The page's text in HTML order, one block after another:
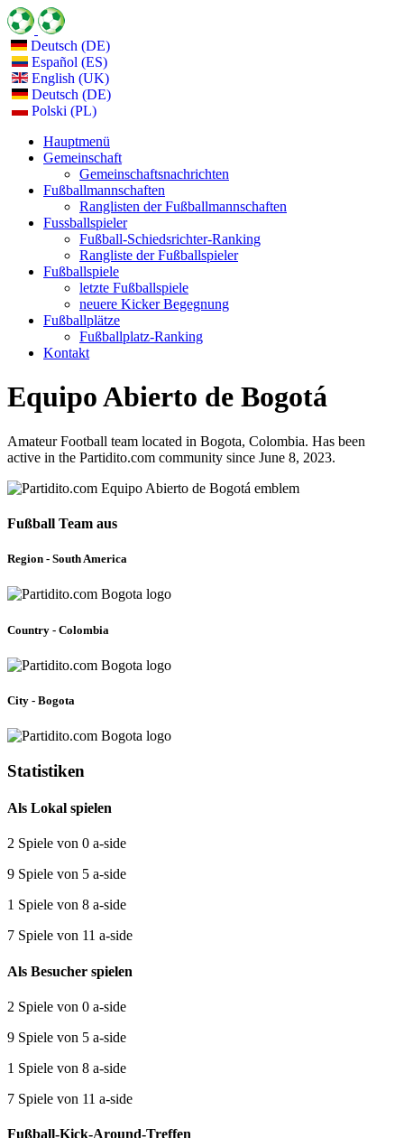
Deutsch (DE)
Español (ES)
English (UK)
Deutsch (DE)
Polski (PL)
Hauptmenü
Gemeinschaft
Gemeinschaftsnachrichten
Fußballmannschaften
Ranglisten der Fußballmannschaften
Fussballspieler
Fußball-Schiedsrichter-Ranking
Rangliste der Fußballspieler
Fußballspiele
letzte Fußballspiele
neuere Kicker Begegnung
Fußballplätze
Fußballplatz-Ranking
Kontakt
Equipo Abierto de Bogotá
Amateur Football team located in Bogota, Colombia. Has been
active in the Partidito.com community since June 8, 2023.
Fußball Team aus
Region - South America
Country - Colombia
City - Bogota
Statistiken
Als Lokal spielen
2 Spiele von 0 a-side
9 Spiele von 5 a-side
1 Spiele von 8 a-side
7 Spiele von 11 a-side
Als Besucher spielen
2 Spiele von 0 a-side
9 Spiele von 5 a-side
1 Spiele von 8 a-side
7 Spiele von 11 a-side
Fußball-Kick-Around-Treffen